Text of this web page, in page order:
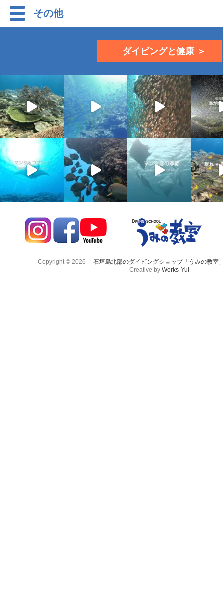
その他
ダイビングと健康 ＞
Copyright © 2026
石垣島北部のダイビングショップ「うみの教室
Creative by Works-Yui